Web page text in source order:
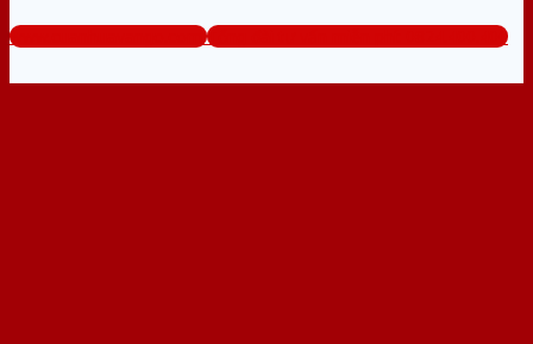
www.cuanhuavango.com Tổng đài tư vấn miễn phí: 0824.400.400